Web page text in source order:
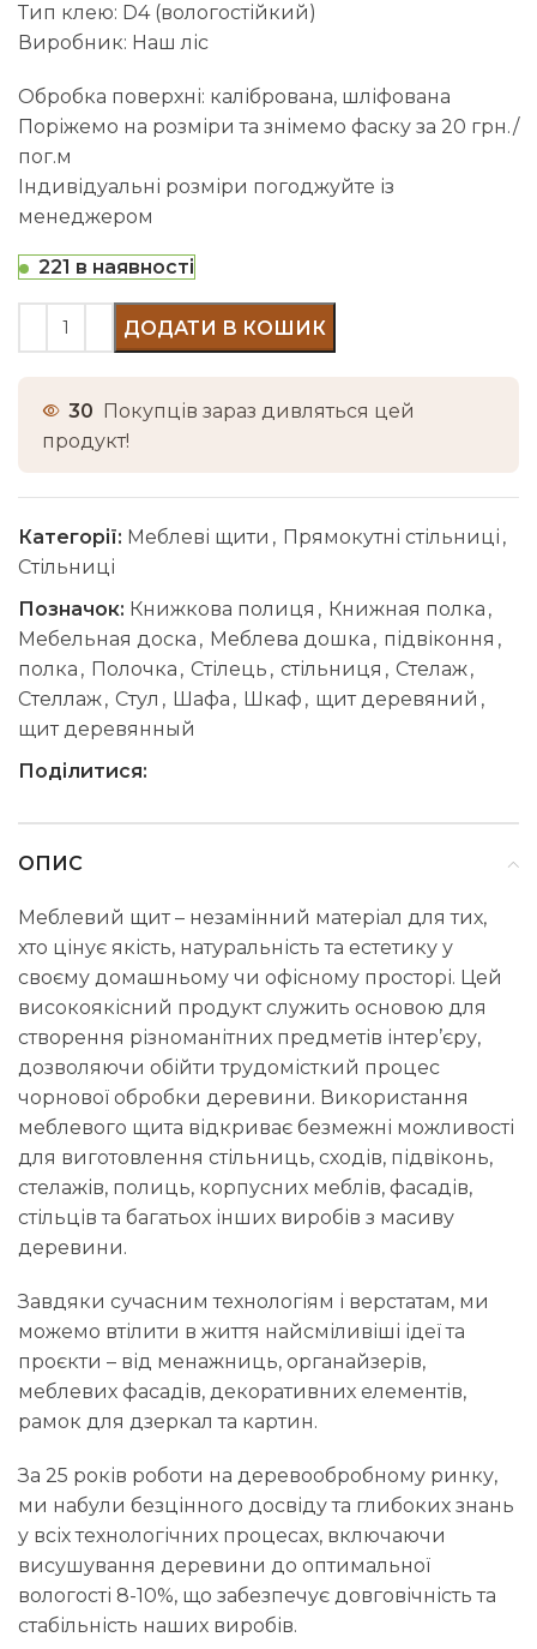
Тип клею: D4 (вологостійкий)
Виробник: Наш ліс
Обробка поверхні: калібрована, шліфована
Поріжемо на розміри та знімемо фаску за 20 грн./
пог.м
Індивідуальні розміри погоджуйте із
менеджером
221 в наявності
ДОДАТИ В КОШИК
30
Покупців зараз дивляться цей
продукт!
Категорії: Меблеві щити , Прямокутні стільниці ,
Стільниці
Позначок: Книжкова полиця , Книжная полка ,
Мебельная доска , Меблева дошка , підвіконня ,
полка , Полочка , Стілець , стільниця , Стелаж,
Стеллаж, Стул , Шафа , Шкаф , щит деревяний ,
щит деревянный
Поділитися:
ОПИС
Меблевий щит – незамінний матеріал для тих,
хто цінує якість, натуральність та естетику у
своєму домашньому чи офісному просторі. Цей
високоякісний продукт служить основою для
створення різноманітних предметів інтер’єру,
дозволяючи обійти трудомісткий процес
чорнової обробки деревини. Використання
меблевого щита відкриває безмежні можливості
для виготовлення стільниць, сходів, підвіконь,
стелажів, полиць, корпусних меблів, фасадів,
стільців та багатьох інших виробів з масиву
деревини.
Завдяки сучасним технологіям і верстатам, ми
можемо втілити в життя найсміливіші ідеї та
проєкти – від менажниць, органайзерів,
меблевих фасадів, декоративних елементів,
рамок для дзеркал та картин.
За 25 років роботи на деревообробному ринку,
ми набули безцінного досвіду та глибоких знань
у всіх технологічних процесах, включаючи
висушування деревини до оптимальної
вологості 8-10%, що забезпечує довговічність та
стабільність наших виробів.